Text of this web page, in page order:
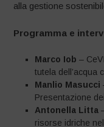
alla gestione
Programma e
Marco Iob –
tutela dell’acqua
Manlio Masucci
Presentazione
Antonella Litta
risorse idriche